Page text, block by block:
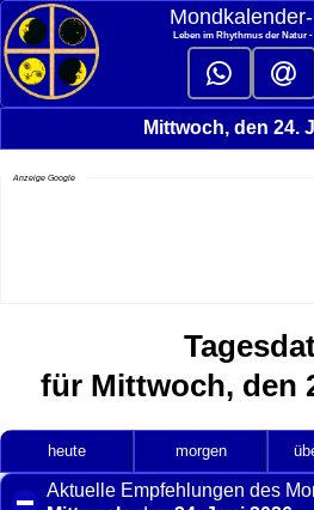
Leben im Rhythmus der Natur
Mittwoch, den 24.
Anzeige Google
für Mittwoch, den
heute morgen
Aktuelle Empfehlungen des